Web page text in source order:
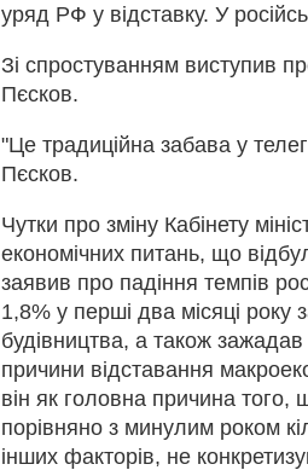
уряд РФ у відставку. У
Зі спростуванням виступив
Пєсков.
"Це традиційна забава у
Пєсков.
Чутки про зміну Кабінету
економічних питань, що
заявив про падіння темпів
1,8% у перші два місяці року
будівництва, а також зажадав
причини відставання
він як головна причина
порівняно з минулим роком
інших факторів, не